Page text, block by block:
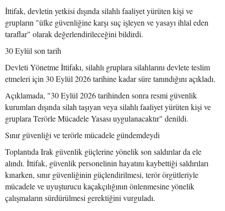
İttifak, devletin yetkisi dışında silahlı faaliyet yürüten kişi ve
grupların "ülke güvenliğine karşı suç işleyen ve yasayı ihlal eden
taraflar" olarak değerlendirileceğini bildirdi.
30 Eylül son tarih
Devleti Yönetme İttifakı, silahlı gruplara silahlarını devlete teslim
etmeleri için 30 Eylül 2026 tarihine kadar süre tanındığını açıkladı.
Açıklamada, "30 Eylül 2026 tarihinden sonra resmi güvenlik
kurumları dışında silah taşıyan veya silahlı faaliyet yürüten kişi ve
gruplara Terörle Mücadele Yasası uygulanacaktır" denildi.
Sınır güvenliği ve terörle mücadele gündemdeydi
Toplantıda Irak güvenlik güçlerine yönelik son saldırılar da ele
alındı. İttifak, güvenlik personelinin hayatını kaybettiği saldırıları
kınarken, sınır güvenliğinin güçlendirilmesi, terör örgütleriyle
mücadele ve uyuşturucu kaçakçılığının önlenmesine yönelik
çalışmaların sürdürülmesi gerektiğini vurguladı.